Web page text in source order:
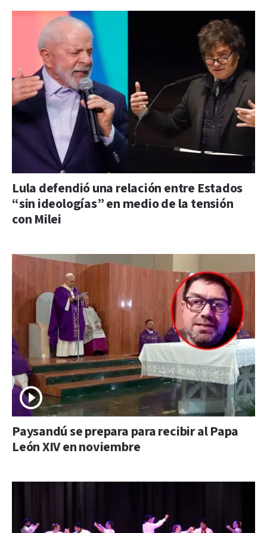
Lula defendió una relación entre Estados
“sin ideologías” en medio de la tensión
con Milei
Paysandú se prepara para recibir al Papa
León XIV en noviembre